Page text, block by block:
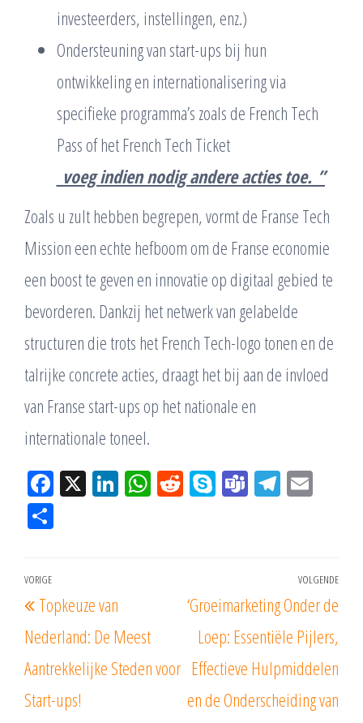
investeerders, instellingen, enz.)
Ondersteuning van start-ups bij hun
ontwikkeling en internationalisering via
specifieke programma’s zoals de French Tech
Pass of het French Tech Ticket
_voeg indien nodig andere acties toe._”
Zoals u zult hebben begrepen, vormt de Franse Tech
Mission een echte hefboom om de Franse economie
een boost te geven en innovatie op digitaal gebied te
bevorderen. Dankzij het netwerk van gelabelde
structuren die trots het French Tech-logo tonen en de
talrijke concrete acties, draagt ​​het bij aan de invloed
van Franse start-ups op het nationale en
internationale toneel.
Fac
eb
X Lin
ke
W
ha
Re
ddi
Sk
yp
Te
am
Tel
eg
Bericht
navigatie
Vorig
bericht
VORIGE
Topkeuze van
Nederland: De Meest
Aantrekkelijke Steden voor
Start-ups!
VOLGENDE
‘Groeimarketing Onder de
Loep: Essentiële Pijlers,
Effectieve Hulpmiddelen
en de Onderscheiding van